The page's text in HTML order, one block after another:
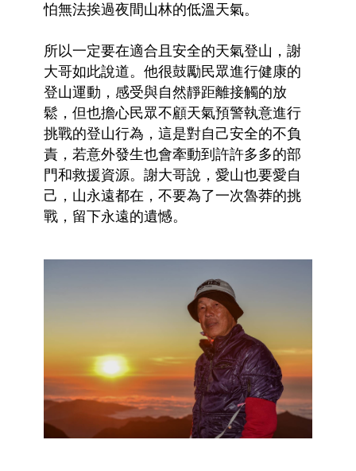
怕無法挨過夜間山林的低溫天氣。
所以一定要在適合且安全的天氣登山，謝
大哥如此說道。他很鼓勵民眾進行健康的
登山運動，感受與自然靜距離接觸的放
鬆，但也擔心民眾不顧天氣預警執意進行
挑戰的登山行為，這是對自己安全的不負
責，若意外發生也會牽動到許許多多的部
門和救援資源。謝大哥說，愛山也要愛自
己，山永遠都在，不要為了一次魯莽的挑
戰，留下永遠的遺憾。